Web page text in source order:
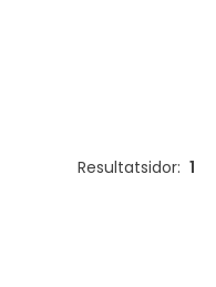
Resultatsidor: 1